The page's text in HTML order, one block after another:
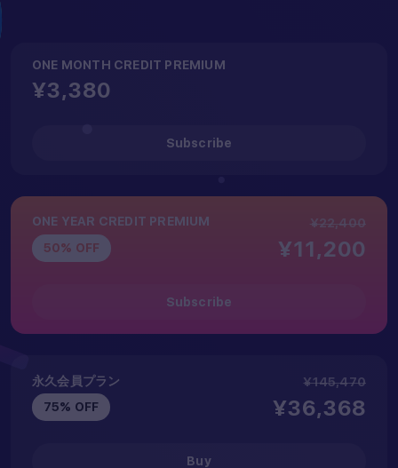
ONE MONTH CREDIT PREMIUM
¥3,380
Subscribe
ONE YEAR CREDIT PREMIUM
¥22,400
50% OFF
¥11,200
Subscribe
永久会員プラン
¥145,470
75% OFF
¥36,368
Buy